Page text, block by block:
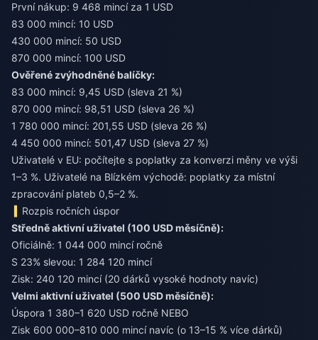
První nákup: 9 468 mincí za 1 USD
83 000 mincí: 10 USD
430 000 mincí: 50 USD
870 000 mincí: 100 USD
Ověřené zvýhodněné balíčky:
83 000 mincí: 9,45 USD (sleva 21 %)
870 000 mincí: 98,51 USD (sleva 26 %)
1 780 000 mincí: 201,55 USD (sleva 26 %)
4 450 000 mincí: 501,47 USD (sleva 27 %)
Uživatelé v EU: počítejte s poplatky za konverzi měny ve výši
1–3 %. Uživatelé na Blízkém východě: poplatky za místní
zpracování plateb 0,5–2 %.
Rozpis ročních úspor
Středně aktivní uživatel (100 USD měsíčně):
Oficiálně: 1 044 000 mincí ročně
S 23% slevou: 1 284 120 mincí
Zisk: 240 120 mincí (20 dárků vysoké hodnoty navíc)
Velmi aktivní uživatel (500 USD měsíčně):
Úspora 1 380–1 620 USD ročně NEBO
Zisk 600 000–810 000 mincí navíc (o 13–15 % více dárků)